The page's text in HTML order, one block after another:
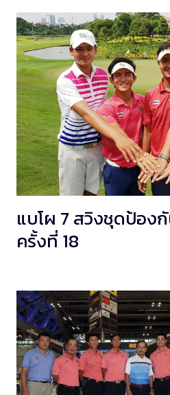
แบโผ 7 สวิงชุดป้อง
ครั้งที่ 18